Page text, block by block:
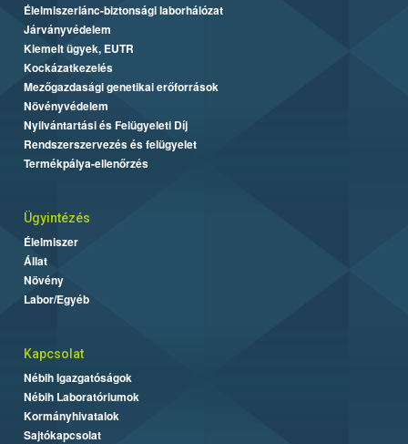
Élelmiszerlánc-biztonsági laborhálózat
Járványvédelem
Kiemelt ügyek, EUTR
Kockázatkezelés
Mezőgazdasági genetikai erőforrások
Növényvédelem
Nyilvántartási és Felügyeleti Díj
Rendszerszervezés és felügyelet
Termékpálya-ellenőrzés
Ügyintézés
Élelmiszer
Állat
Növény
Labor/Egyéb
Kapcsolat
Nébih Igazgatóságok
Nébih Laboratóriumok
Kormányhivatalok
Sajtókapcsolat